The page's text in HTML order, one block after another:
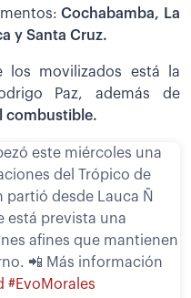
Cochabamba, La
y Santa Cruz.
los movilizados está la
Paz, además de
combustible.
este miércoles una
del Trópico de
desde Lauca Ñ
está prevista una
afines que mantienen
📲 Más información
#EvoMorales